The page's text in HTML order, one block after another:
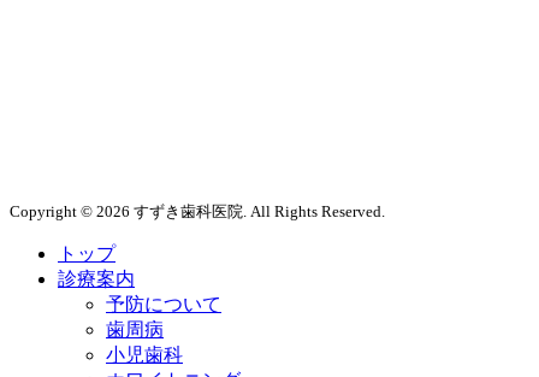
Copyright © 2026 すずき歯科医院. All Rights Reserved.
トップ
診療案内
予防について
歯周病
小児歯科